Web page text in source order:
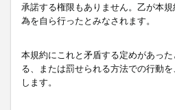
承諾する権限もありません。乙が本
為を自ら行ったとみなされます。
本規約にこれと矛盾する定めがあっ
る、または罰せられる方法での行動
します。